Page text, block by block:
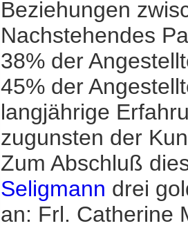
Beziehungen
Nachstehendes
38% der
45% der
langjährige
zugunsten der
Zum Abschluß
Seligmann drei
an: Frl. Catherine